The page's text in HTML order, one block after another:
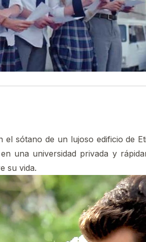
el sótano de un lujoso edificio de
una universidad privada y
su vida.